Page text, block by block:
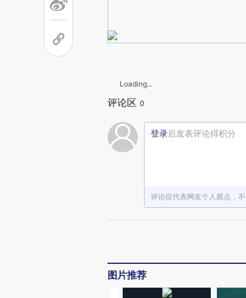
Loading...
评论区 0
登录后发表评论得积分
评论仅代表网友个人观点，
图片推荐